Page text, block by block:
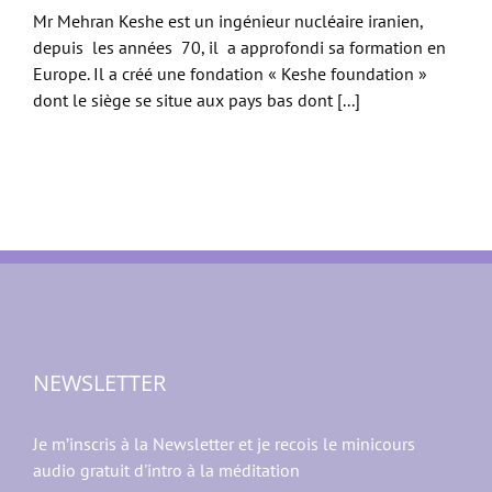
Mr Mehran Keshe est un ingénieur nucléaire iranien,
depuis les années 70, il a approfondi sa formation en
Europe. Il a créé une fondation « Keshe foundation »
dont le siège se situe aux pays bas dont [...]
NEWSLETTER
Je m’inscris à la Newsletter et je recois le minicours
audio gratuit d'intro à la méditation